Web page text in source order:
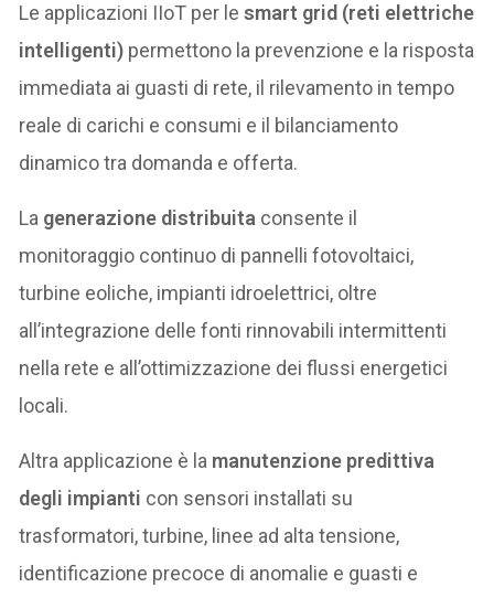
Le applicazioni IIoT per le smart grid (reti elettriche
intelligenti) permettono la prevenzione e la risposta
immediata ai guasti di rete, il rilevamento in tempo
reale di carichi e consumi e il bilanciamento
dinamico tra domanda e offerta.
La generazione distribuita consente il
monitoraggio continuo di pannelli fotovoltaici,
turbine eoliche, impianti idroelettrici, oltre
all’integrazione delle fonti rinnovabili intermittenti
nella rete e all’ottimizzazione dei flussi energetici
locali.
Altra applicazione è la manutenzione predittiva
degli impianti con sensori installati su
trasformatori, turbine, linee ad alta tensione,
identificazione precoce di anomalie e guasti e